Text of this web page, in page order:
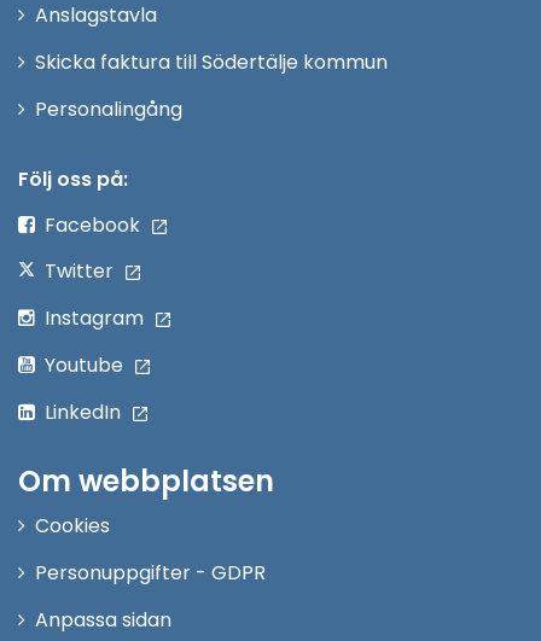
fönster
Anslagstavla
Skicka faktura till Södertälje kommun
PersonalingångÖppna
Följ oss på:
Facebook
Twitter
Instagram
Youtube
LinkedIn
Om webbplatsen
Cookies
Personuppgifter - GDPR
Anpassa sidan